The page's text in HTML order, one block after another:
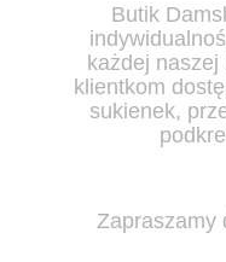
Butik
każdej
klientkom
sukienek,
Zapraszamy